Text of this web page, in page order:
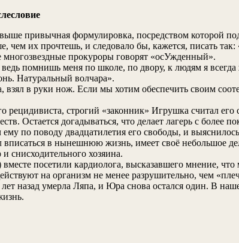
привычная формулировка, посредством которой
чем их прочтешь, и следовало бы, кажется, писать
многозвездные прокуроры говорят «осУжденный».
помнишь меня по школе, по двору, к людям я
Натуральный волчара».
в руки нож. Если мы хотим обеспечить своим
рецидивиста, строгий «законник» Игрушка считал
Остается догадываться, что делает лагерь с более
по поводу двадцатилетия его свободы, и
в нынешнюю жизнь, имеет своё небольшое
снисходительного хозяина.
посетили кардиолога, высказавшего мнение,
на организм не менее разрушительно, чем
назад умерла Ляпа, и Юра снова остался один. В